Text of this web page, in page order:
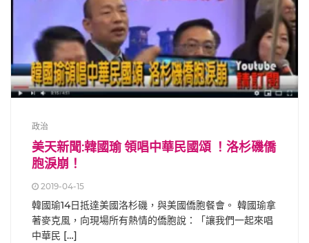
政治
美天新聞:韓國瑜 領唱中華民國頌 ！洛杉磯僑
胞淚崩！
2019-04-15
韓國瑜14日抵達美國洛杉磯，與美國僑胞餐會。 韓國瑜拿
著麥克風，向現場所有熱情的僑胞說：「讓我們一起來唱
中華民 […]